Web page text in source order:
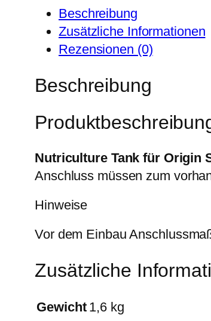
Beschreibung
Zusätzliche Informationen
Rezensionen (0)
Beschreibung
Nutriculture Tank für Origin
Anschluss müssen zum
Hinweise
Vor dem Einbau
Zusätzliche
Gewicht 1,6 kg